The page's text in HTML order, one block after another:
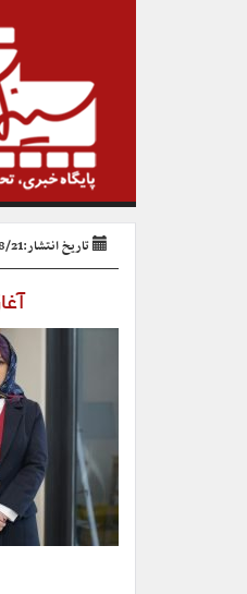
تاریخ انتشار:1402/08/21 - 19:55